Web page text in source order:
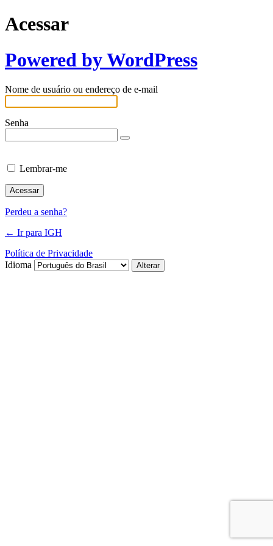
Acessar
Powered by WordPress
Nome de usuário ou endereço de e-mail
Senha
Lembrar-me
Perdeu a senha?
← Ir para IGH
Política de Privacidade
Idioma